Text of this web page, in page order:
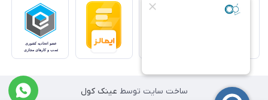
ساخت سایت توسط عینک کول